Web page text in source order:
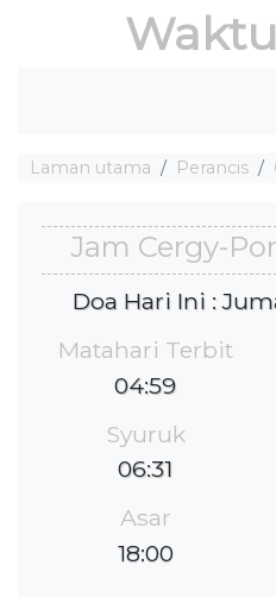
Laman utama Perancis
Jam Cergy-
Doa Hari Ini :
Matahari Terbit
04:59
Syuruk
06:31
Asar
18:00